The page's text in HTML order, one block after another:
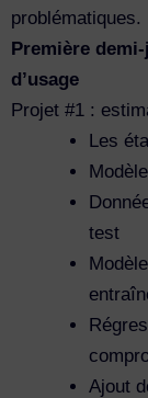
problématiques.
Première
d’usage
Projet #1 :
Les
test
Ajout